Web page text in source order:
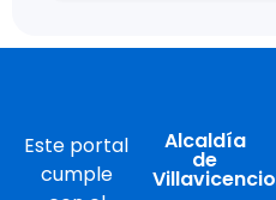
Este portal
cumple
Alcaldía
de
Villavicencio